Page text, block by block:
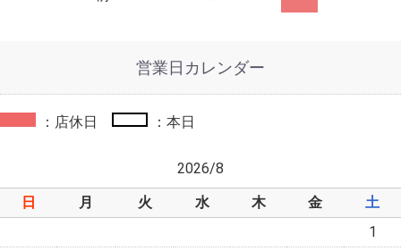
営業日カレンダー
：店休日 ：本日
2026/8
日
月 火 水 木 金
土
1